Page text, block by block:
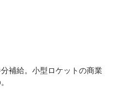
補給。小型ロケットの商業